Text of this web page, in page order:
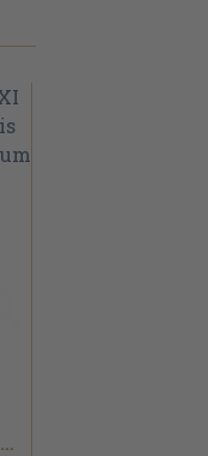
Seppo Suhonen...